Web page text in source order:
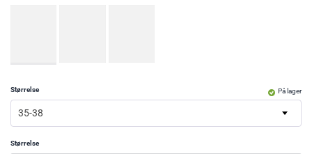
Størrelse
35-38
Størrelse
På lager